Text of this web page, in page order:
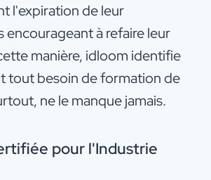
l'expiration de leur
encourageant à refaire leur
manière, idloom identifie
tout besoin de formation de
ne le manque jamais.
pour l'Industrie